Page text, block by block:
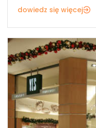
dowiedz się więcej